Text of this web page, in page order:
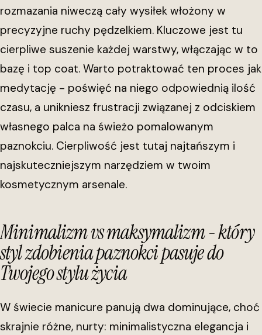
rozmazania niweczą cały wysiłek włożony w
precyzyjne ruchy pędzelkiem. Kluczowe jest tu
cierpliwe suszenie każdej warstwy, włączając w to
bazę i top coat. Warto potraktować ten proces jak
medytację - poświęć na niego odpowiednią ilość
czasu, a unikniesz frustracji związanej z odciskiem
własnego palca na świeżo pomalowanym
paznokciu. Cierpliwość jest tutaj najtańszym i
najskuteczniejszym narzędziem w twoim
kosmetycznym arsenale.
Minimalizm vs maksymalizm - który
styl zdobienia paznokci pasuje do
Twojego stylu życia
W świecie manicure panują dwa dominujące, choć
skrajnie różne, nurty: minimalistyczna elegancja i